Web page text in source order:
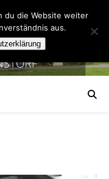
du die Website weiter
aus.